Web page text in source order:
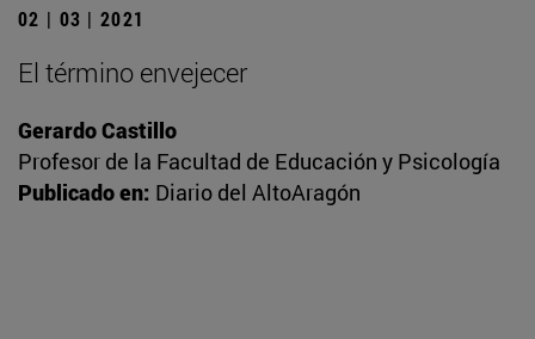
02 | 03 | 2021
El término envejecer
Gerardo Castillo
Profesor de la Facultad de Educación y Psicología
Publicado en: Diario del AltoAragón